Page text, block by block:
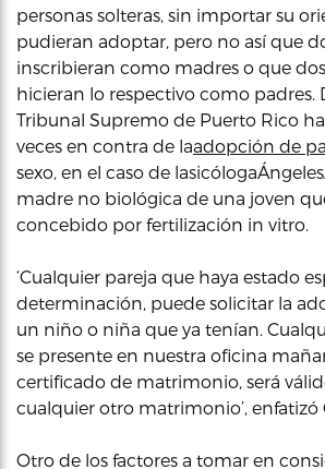
personas solteras, sin importar su
pudieran adoptar, pero no así que
inscribieran como madres o que
hicieran lo respectivo como padres.
Tribunal Supremo de Puerto Rico
veces en contra de laadopción de
sexo, en el caso de
madre no biológica de una joven
concebido por fertilización in vitro.
‘Cualquier pareja que haya estado
determinación, puede solicitar la
un niño o niña que ya tenían.
se presente en nuestra oficina
certificado de matrimonio, será
cualquier otro matrimonio’, enfatizó
Otro de los factores a tomar en